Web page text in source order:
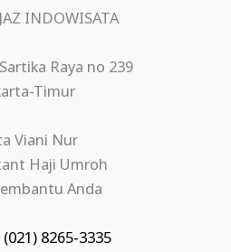
INDOWISATA
Raya no 239
Timur
Viani Nur
Haji Umroh
Anda
(021) 8265-3335